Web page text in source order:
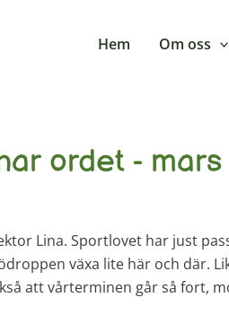
Hem Om oss
ordet - mars
Lina. Sportlovet har just
växa lite här och där.
att vårterminen går så fort,